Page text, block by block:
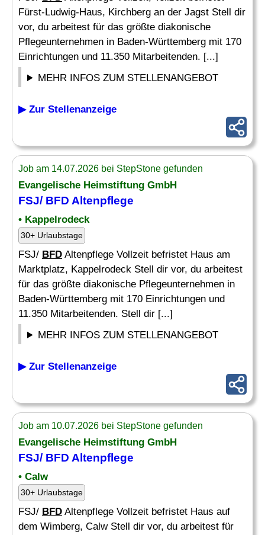
Fürst-Ludwig-Haus, Kirchberg an der Jagst Stell dir
vor, du arbeitest für das größte diakonische
Pflegeunternehmen in Baden-Württemberg mit 170
Einrichtungen und 11.350 Mitarbeitenden. [...]
MEHR INFOS ZUM STELLENANGEBOT
▶ Zur Stellenanzeige
Job am 14.07.2026 bei StepStone gefunden
Evangelische Heimstiftung GmbH
FSJ/ BFD Altenpflege
• Kappelrodeck
30+ Urlaubstage
FSJ/ BFD Altenpflege Vollzeit befristet Haus am
Marktplatz, Kappelrodeck Stell dir vor, du arbeitest
für das größte diakonische Pflegeunternehmen in
Baden-Württemberg mit 170 Einrichtungen und
11.350 Mitarbeitenden. Stell dir [...]
MEHR INFOS ZUM STELLENANGEBOT
▶ Zur Stellenanzeige
Job am 10.07.2026 bei StepStone gefunden
Evangelische Heimstiftung GmbH
FSJ/ BFD Altenpflege
• Calw
30+ Urlaubstage
FSJ/ BFD Altenpflege Vollzeit befristet Haus auf
dem Wimberg, Calw Stell dir vor, du arbeitest für